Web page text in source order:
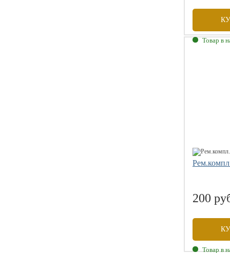
Товар в
200
Товар в